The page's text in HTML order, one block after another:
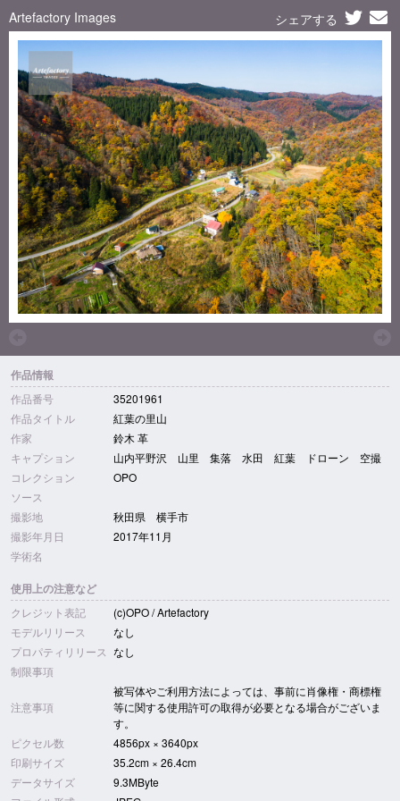
Artefactory Images シェアする
作品情報
作品番号
35201961
作品タイトル
紅葉の里山
作家
鈴木 革
キャプション
山内平野沢 山里 集落 水田 紅葉 ドローン 空撮
コレクション
OPO
ソース
撮影地
秋田県 横手市
撮影年月日
2017年11月
学術名
使用上の注意など
クレジット表記
(c)OPO / Artefactory
モデルリリース
なし
プロパティリリース なし
制限事項
注意事項
被写体やご利用方法によっては、事前に肖像権・商標権
等に関する使用許可の取得が必要となる場合がございま
す。
ピクセル数
4856px × 3640px
印刷サイズ
35.2cm × 26.4cm
データサイズ
9.3MByte